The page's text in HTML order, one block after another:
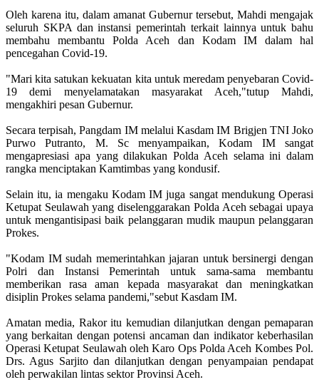
Oleh karena itu, dalam amanat Gubernur tersebut, Mahdi mengajak
seluruh SKPA dan instansi pemerintah terkait lainnya untuk bahu
membahu membantu Polda Aceh dan Kodam IM dalam hal
pencegahan Covid-19.
"Mari kita satukan kekuatan kita untuk meredam penyebaran Covid-
19 demi menyelamatakan masyarakat Aceh,"tutup Mahdi,
mengakhiri pesan Gubernur.
Secara terpisah, Pangdam IM melalui Kasdam IM Brigjen TNI Joko
Purwo Putranto, M. Sc menyampaikan, Kodam IM sangat
mengapresiasi apa yang dilakukan Polda Aceh selama ini dalam
rangka menciptakan Kamtimbas yang kondusif.
Selain itu, ia mengaku Kodam IM juga sangat mendukung Operasi
Ketupat Seulawah yang diselenggarakan Polda Aceh sebagai upaya
untuk mengantisipasi baik pelanggaran mudik maupun pelanggaran
Prokes.
"Kodam IM sudah memerintahkan jajaran untuk bersinergi dengan
Polri dan Instansi Pemerintah untuk sama-sama membantu
memberikan rasa aman kepada masyarakat dan meningkatkan
disiplin Prokes selama pandemi,"sebut Kasdam IM.
Amatan media, Rakor itu kemudian dilanjutkan dengan pemaparan
yang berkaitan dengan potensi ancaman dan indikator keberhasilan
Operasi Ketupat Seulawah oleh Karo Ops Polda Aceh Kombes Pol.
Drs. Agus Sarjito dan dilanjutkan dengan penyampaian pendapat
oleh perwakilan lintas sektor Provinsi Aceh.